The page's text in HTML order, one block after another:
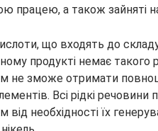
працею, а також зайняті
що входять до
продукті немає такого
не зможе отримати
Всі рідкі
від необхідності їх